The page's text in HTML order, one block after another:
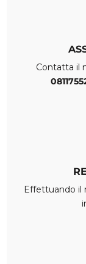
Contatta il
Effettuando il